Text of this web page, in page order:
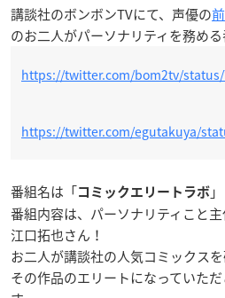
講談社のボンボンTVにて、声優の
のお二人がパーソナリティを務める
https://twitter.com/bom2tv/status/
https://twitter.com/egutakuya/
番組名は「コミックエリートラボ 」
番組内容は、パーソナリティこと
江口拓也さん！
お二人が講談社の人気コミックス
その作品のエリートになっていた